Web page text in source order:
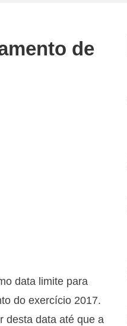
de
data limite para
do exercício 2017.
desta data até que a